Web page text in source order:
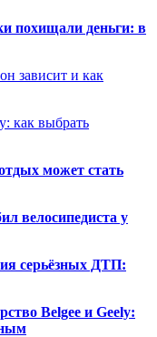
похищали деньги: в
зависит и как
как выбрать
может стать
велосипедиста у
серьёзных ДТП:
Belgee и Geely: